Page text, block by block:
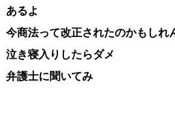
あるよ
今商法って改正されたのかもしれ
泣き寝入りしたらダメ
弁護士に聞いてみ